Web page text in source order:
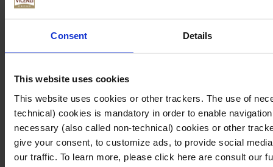
Consent Details
This website uses cookies
This website uses cookies or other trackers. The use of
technical) cookies is mandatory in order to enable
necessary (also called non-technical) cookies or other
give your consent, to customize ads, to provide social
our traffic. To learn more, please click here are consult our